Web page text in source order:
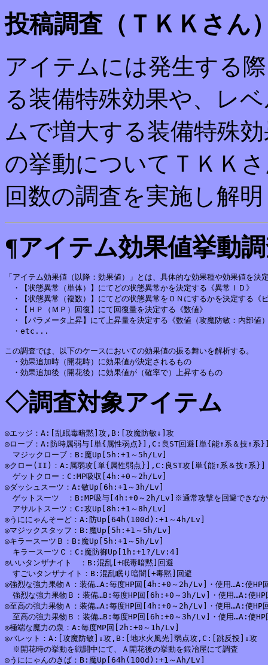
投稿調査（ＴＫＫさん
アイテムには発生する
る装備特殊効果や、レ
ムで増大する装備特殊
の挙動についてＴＫＫ
回数の調査を実施し解
¶アイテム効果値挙動
「アイテム効果値（以降：効果値）」とは、具体的な効果種や効果値を決
・【状態異常（単体）】にてどの状態異常かを決定する《異常ＩＤ》
・【状態異常（複数）】にてどの状態異常をＯＮにするかを決定する《
・【ＨＰ（ＭＰ）回復】にて回復量を決定する《数値》
・【パラメータ上昇】にて上昇量を決定する《数値（攻魔防敏：内部値
・etc...
この調査では、以下のケースにおいての効果値の振る舞いを解析する。
・効果追加時（開花時）に効果値が決定されるもの
◇調査対象アイテム
◎エッジ：A:[乱眠毒暗黙]攻,B:[攻魔防敏↓]攻
◎ローブ：A:防時属弱与[単{属性弱点}],C:良ST回避[単{能↑系＆技↑系
マジックローブ：B:魔Up[5h:+1～5h/Lv]
◎クロー(II)：A:属弱攻[単{属性弱点}],C:良ST攻[単{能↑系＆技↑系}]
ゲットクロー：C:MP吸収[4h:+0～2h/Lv]
◎ダッシュスーツ：A:敏Up[6h:+1～3h/Lv]
ゲットスーツ　：B:MP吸与[4h:+0～2h/Lv]※通常攻撃を回避できなか
アサルトスーツ：C:攻Up[8h:+1～8h/Lv]
◎うににゃんそーど：A:防Up[64h(100d):+1～4h/Lv]
◎マジックスタッフ：B:魔Up[5h:+1～5h/Lv]
◎キラースーツＢ：B:魔Up[5h:+1～5h/Lv]
キラースーツＣ：C:魔防御Up[1h:+1?/Lv:4]
◎いいタンザナイト　：B:混乱[+眠毒暗黙]回避
すごいタンザナイト：B:混乱眠り暗闇[+毒黙]回避
◎強烈な強力果物Ａ：装備…A:毎度HP回[4h:+0～2h/Lv]・使用…A:使
強烈な強力果物Ｂ：装備…B:毎度HP回[6h:+0～3h/Lv]・使用…A:使
◎至高の強力果物Ａ：装備…A:毎度HP回[4h:+0～2h/Lv]・使用…A:使
至高の強力果物Ｂ：装備…B:毎度HP回[6h:+0～3h/Lv]・使用…A:使
◎極端な魔力の泉：A:毎度MP回[2h:+0～1h/Lv]
◎バレット：A:[攻魔防敏]↓攻,B:[地水火風光]弱点攻,C:[跳反投]↓攻
※開花時の挙動を戦闘中にて、Ａ開花後の挙動を鍛冶屋にて調査
◎うににゃんのきば：B:魔Up[64h(100d):+1～Ah/Lv]